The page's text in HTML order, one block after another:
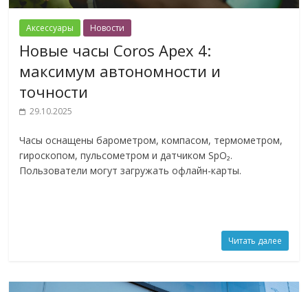
Аксессуары Новости
Новые часы Coros Apex 4:
максимум автономности и
точности
29.10.2025
Часы оснащены барометром, компасом, термометром,
гироскопом, пульсометром и датчиком SpO₂.
Пользователи могут загружать офлайн-карты.
Читать далее